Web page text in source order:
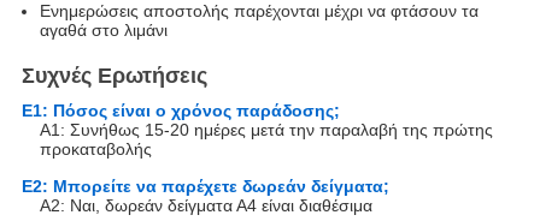
Ενημερώσεις αποστολής παρέχονται μέχρι να φτάσουν τα
αγαθά στο λιμάνι
Συχνές Ερωτήσεις
Ε1: Πόσος είναι ο χρόνος παράδοσης;
Α1: Συνήθως 15-20 ημέρες μετά την παραλαβή της πρώτης
προκαταβολής
Ε2: Μπορείτε να παρέχετε δωρεάν δείγματα;
Α2: Ναι, δωρεάν δείγματα Α4 είναι διαθέσιμα